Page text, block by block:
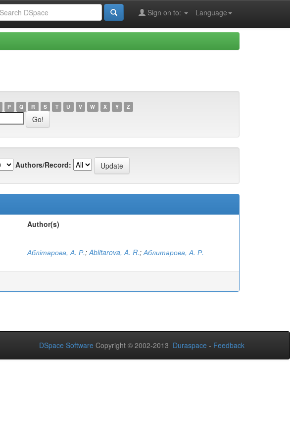
Language
Sign on to:
P Q R S T U V W X Y Z
Authors/Record:
Author(s)
Аблітарова, А. Р.;Ablitarova, A. R.;Аблитарова, А. Р.
DSpace Software Copyright © 2002-2013 Duraspace - Feedback